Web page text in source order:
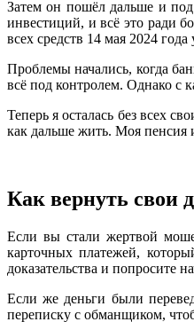
Затем он пошёл дальше и
инвестиций, и всё это ради
всех средств 14 мая 2024
Проблемы начались, когда
всё под контролем. Однако с
Теперь я осталась без всех
как дальше жить. Моя пенсия
Как вернуть свои
Если вы стали жертвой
карточных платежей,
доказательства и попросите
Если же деньги были
переписку с обманщиком,